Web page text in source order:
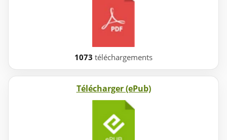
1073 téléchargements
Télécharger (ePub)